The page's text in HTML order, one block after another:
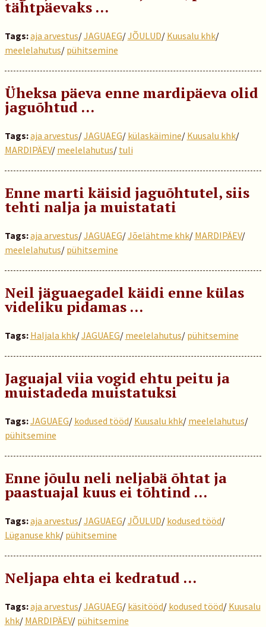
tähtpäevaks …
Tags:aja arvestus/JAGUAEG/JÕULUD/ Kuusalu khk/
meelelahutus/ pühitsemine
Üheksa päeva enne mardipäeva olid
jaguõhtud …
Tags:aja arvestus/JAGUAEG/ külaskäimine/ Kuusalu khk/
MARDIPÄEV/ meelelahutus/ tuli
Enne marti käisid jaguõhtutel, siis
tehti nalja ja muistatati
Tags:aja arvestus/JAGUAEG/Jõelähtme khk/ MARDIPÄEV/
meelelahutus/ pühitsemine
Neil jäguaegadel käidi enne külas
videliku pidamas …
Tags: Haljala khk/JAGUAEG/ meelelahutus/ pühitsemine
Jaguajal viia vogid ehtu peitu ja
muistadeda muistatuksi
Tags:JAGUAEG/ kodused tööd/ Kuusalu khk/ meelelahutus/
pühitsemine
Enne jõulu neli neljabä õhtat ja
paastuajal kuus ei tõhtind …
Tags:aja arvestus/JAGUAEG/JÕULUD/ kodused tööd/
Lüganuse khk/ pühitsemine
Neljapa ehta ei kedratud …
Tags:aja arvestus/JAGUAEG/ käsitööd/ kodused tööd/ Kuusalu
khk/ MARDIPÄEV/ pühitsemine